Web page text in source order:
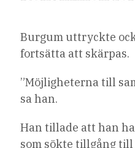
med
3
artiklar
av
listan
Burgum uttryckte
fortsätta att skärpas.
”Möjligheterna till
sa han.
Han tillade att han
som sökte tillgång till